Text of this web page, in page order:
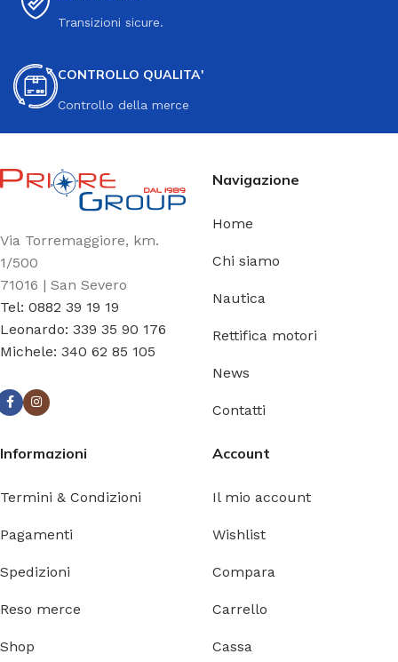
Transizioni sicure.
CONTROLLO QUALITA'
Controllo della merce
Via Torremaggiore, km.
1/500
71016 | San Severo
Tel: 0882 39 19 19
Leonardo: 339 35 90 176
Michele: 340 62 85 105
Navigazione
Home
Chi siamo
Nautica
Rettifica motori
News
Contatti
Informazioni
Termini & Condizioni
Pagamenti
Spedizioni
Reso merce
Shop
Account
Il mio account
Wishlist
Compara
Carrello
Cassa